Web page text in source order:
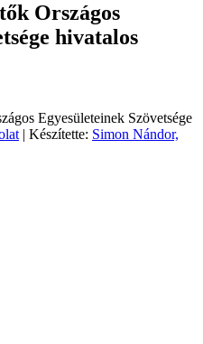
Országos
hivatalos
Egyesületeinek Szövetsége
| Készítette: Simon Nándor,